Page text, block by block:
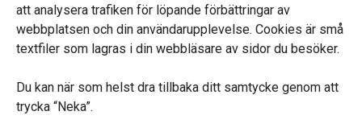
att analysera trafiken för löpande förbättringar av
webbplatsen och din användarupplevelse. Cookies är små
textfiler som lagras i din webbläsare av sidor du besöker.
Du kan när som helst dra tillbaka ditt samtycke genom att
trycka “Neka”.
Vårt systerbolag Verahill hjälper dig med familjejuridiken –